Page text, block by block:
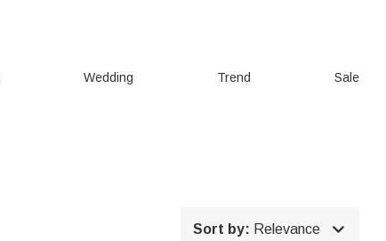
Wedding Trend Sale
Sort by: Relevance 